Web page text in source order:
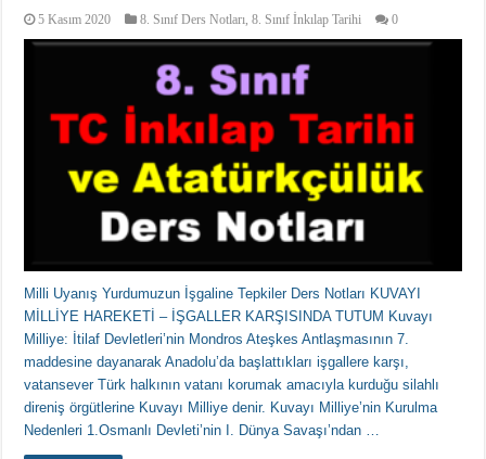
5 Kasım 2020 8. Sınıf Ders Notları ,8. Sınıf İnkılap Tarihi 0
Milli Uyanış Yurdumuzun İşgaline Tepkiler Ders Notları KUVAYI
MİLLİYE HAREKETİ – İŞGALLER KARŞISINDA TUTUM Kuvayı
Milliye: İtilaf Devletleri’nin Mondros Ateşkes Antlaşmasının 7.
maddesine dayanarak Anadolu’da başlattıkları işgallere karşı,
vatansever Türk halkının vatanı korumak amacıyla kurduğu silahlı
direniş örgütlerine Kuvayı Milliye denir. Kuvayı Milliye’nin Kurulma
Nedenleri 1.Osmanlı Devleti’nin I. Dünya Savaşı’ndan …